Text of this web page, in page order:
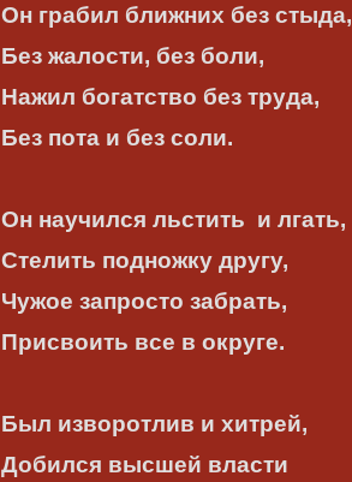
Он грабил ближних без стыда,
Без жалости, без боли,
Нажил богатство без труда,
Без пота и без соли.
Он научился льстить и лгать,
Стелить подножку другу,
Чужое запросто забрать,
Присвоить все в округе.
Был изворотлив и хитрей,
Добился высшей власти